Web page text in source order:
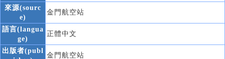
來源(sourc
e)
金門航空站
語言(langua
ge)
正體中文
出版者(publ
金門航空站